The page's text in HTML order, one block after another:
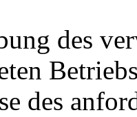
des
des